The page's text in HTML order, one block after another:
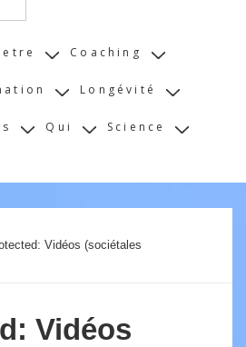
Coaching
Longévité
Qui Science
Vidéos (sociétales
Vidéos